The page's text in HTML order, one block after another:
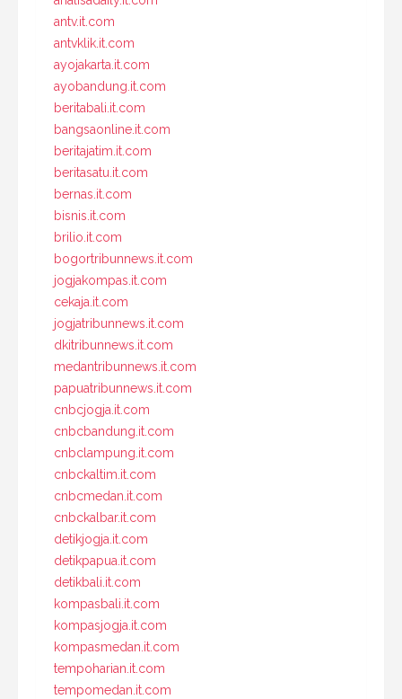
antv.it.com
antvklik.it.com
ayojakarta.it.com
ayobandung.it.com
beritabali.it.com
bangsaonline.it.com
beritajatim.it.com
beritasatu.it.com
bernas.it.com
bisnis.it.com
brilio.it.com
bogortribunnews.it.com
jogjakompas.it.com
cekaja.it.com
jogjatribunnews.it.com
dkitribunnews.it.com
medantribunnews.it.com
papuatribunnews.it.com
cnbcjogja.it.com
cnbcbandung.it.com
cnbclampung.it.com
cnbckaltim.it.com
cnbcmedan.it.com
cnbckalbar.it.com
detikjogja.it.com
detikpapua.it.com
detikbali.it.com
kompasbali.it.com
kompasjogja.it.com
kompasmedan.it.com
tempoharian.it.com
tempomedan.it.com